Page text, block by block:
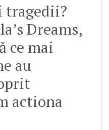
tragedii?
Dreams,
ce mai
au
actiona